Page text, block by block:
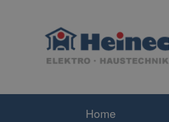
Home